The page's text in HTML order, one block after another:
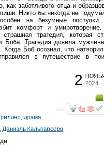
заботливого отца и
Никто бы никогда не
на безумные
комфорт и
трагедия, которая
Боба. Трагедия довела
Когда Боб осознал, что
в путешествие в
2 2024
драма
Даниэль Кальпарсоро